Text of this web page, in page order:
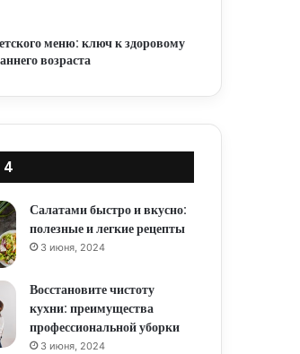
меню: ключ к здоровому
возраста
4
Салатами быстро и вкусно:
полезные и легкие рецепты
3 июня, 2024
Восстановите чистоту
кухни: преимущества
профессиональной уборки
3 июня, 2024